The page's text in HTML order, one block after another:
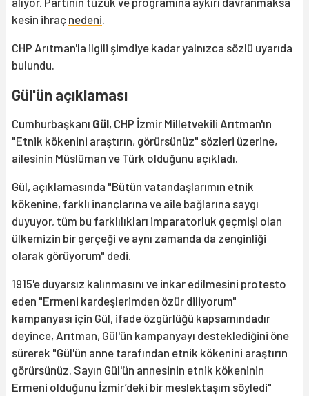
kesin ihraç nedeni.
CHP Arıtman'la ilgili şimdiye kadar yalnızca sözlü uyarıda
bulundu.
Gül'ün açıklaması
Cumhurbaşkanı Gül, CHP İzmir Milletvekili Arıtman'ın
"Etnik kökenini araştırın, görürsünüz" sözleri üzerine,
ailesinin Müslüman ve Türk olduğunu açıkladı.
Gül, açıklamasında "Bütün vatandaşlarımın etnik
kökenine, farklı inançlarına ve aile bağlarına saygı
duyuyor, tüm bu farklılıkları imparatorluk geçmişi olan
ülkemizin bir gerçeği ve aynı zamanda da zenginliği
olarak görüyorum" dedi.
1915'e duyarsız kalınmasını ve inkar edilmesini protesto
eden "Ermeni kardeşlerimden özür diliyorum"
kampanyası için Gül, ifade özgürlüğü kapsamındadır
deyince, Arıtman, Gül'ün kampanyayı desteklediğini öne
sürerek "Gül'ün anne tarafından etnik kökenini araştırın
görürsünüz. Sayın Gül'ün annesinin etnik kökeninin
Ermeni olduğunu İzmir’deki bir meslektaşım söyledi"